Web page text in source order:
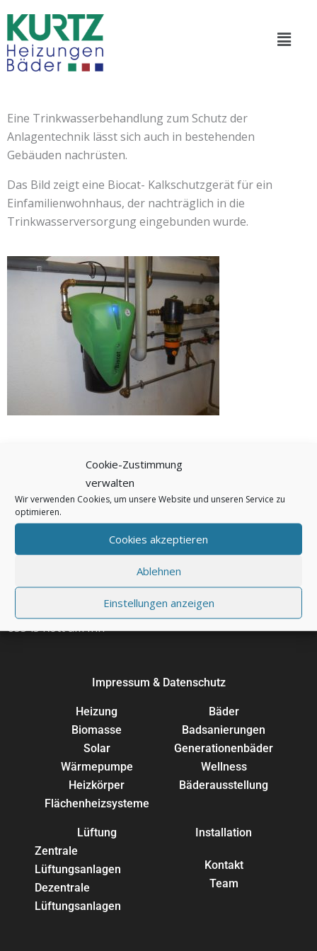
Cookie-Zustimmung
verwalten
Wir verwenden Cookies, um unsere Website und unseren Service zu
optimieren.
Cookies akzeptieren
Ablehnen
Einstellungen anzeigen
Inhalt
springen
Menü
Eine Trinkwasserbehandlung zum Schutz der
Anlagentechnik lässt sich auch in bestehenden
Gebäuden nachrüsten.
Das Bild zeigt eine Biocat- Kalkschutzgerät für ein
Einfamilienwohnhaus, der nachträglich in die
Trinkwasserversorgung eingebunden wurde.
Vorheriger Beitrag
83543 Rott am Inn
08039 - 90590 info@kurtz-rott.de
Impressum & Datenschutz
Heizung
Biomasse
Solar
Wärmepumpe
Heizkörper
Flächenheizsysteme
Bäder
Badsanierungen
Generationenbäder
Wellness
Bäderausstellung
Lüftung
Zentrale
Lüftungsanlagen
Dezentrale
Lüftungsanlagen
Installation
Kontakt
Team